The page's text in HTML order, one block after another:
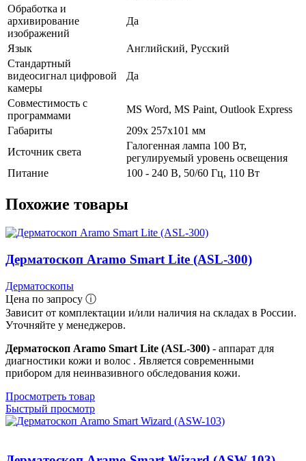
Обработка и
архивирование
изображений
Да
Язык
Английский, Русский
Стандартный
видеосигнал цифровой
камеры
Да
Совместимость с
программами
MS Word, MS Paint, Outlook Express
Габариты
209х 257х101 мм
Источник света
Галогенная лампа 100 Вт,
регулируемый уровень освещения
Питание
100 - 240 В, 50/60 Гц, 110 Вт
Похожие товары
Дерматоскоп Aramo Smart Lite (ASL-300)
Дерматоскопы
Цена по запросу ⓘ
Зависит от комплектации и/или наличия на складах в России.
Уточняйте у менеджеров.
Дерматоскоп Aramo Smart Lite (ASL-300) - аппарат для
диагностики кожи и волос . Является современными
прибором для неинвазивного обследования кожи.
Просмотреть товар
Быстрый просмотр